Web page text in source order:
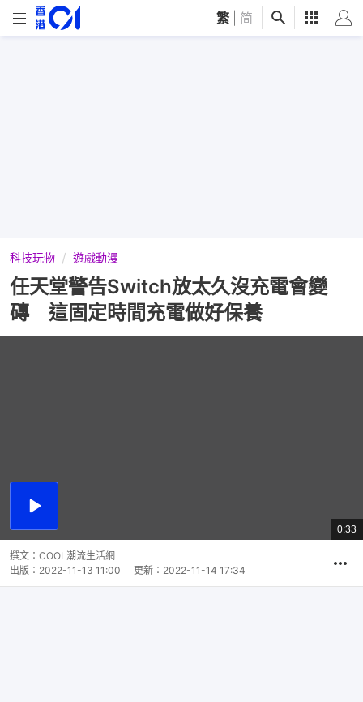
繁 简
科技玩物 遊戲動漫
任天堂警告Switch放太久沒充電會變
磚 這固定時間充電做好保養
播
總
共
0:33
撰文： COOL潮流生活網
出版： 2022-11-13 11:00 更新： 2022-11-14 17:34